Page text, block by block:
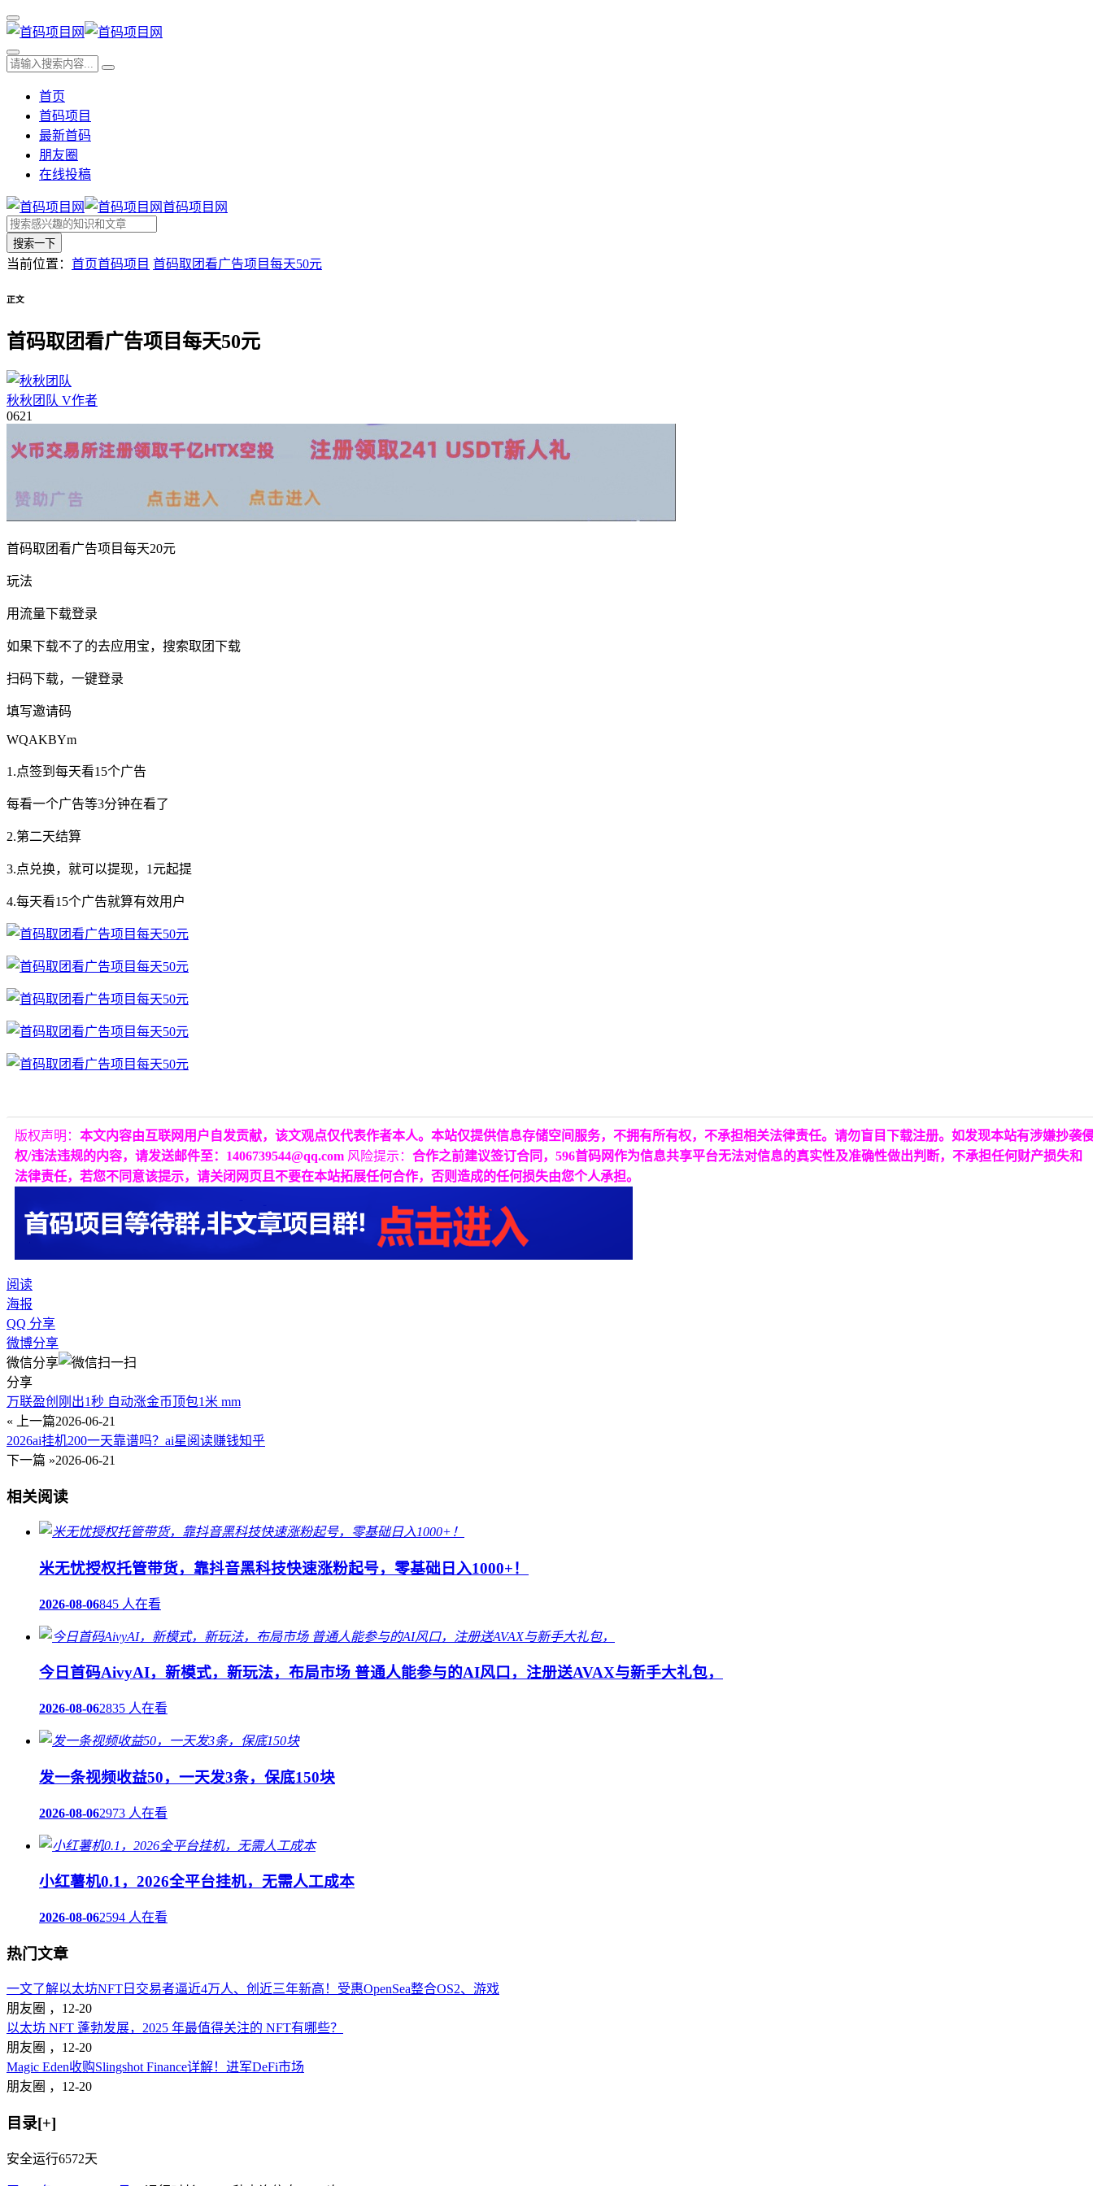
首页
首码项目
最新首码
朋友圈
在线投稿
首码项目网
搜索一下
当前位置： 首页首码项目 首码取团看广告项目每天50元
正文
首码取团看广告项目每天50元
秋秋团队 V作者
0621
首码取团看广告项目每天20元
玩法
用流量下载登录
如果下载不了的去应用宝，搜索取团下载
扫码下载，一键登录
填写邀请码
WQAKBYm
1.点签到每天看15个广告
每看一个广告等3分钟在看了
2.第二天结算
3.点兑换，就可以提现，1元起提
4.每天看15个广告就算有效用户
版权声明： 本文内容由互联网用户自发贡献，该文观点仅代表作者本人。本站仅提供信息存储空间服务，不拥有所有权，不承担相关法律责任。请勿盲目下载注册。如发现本站有涉嫌抄袭
权/违法违规的内容，请发送邮件至：1406739544@qq.com 风险提示： 合作之前建议签订合同，596首码网作为信息共享平台无法对信息的真实性及准确性做出判断，不承担任何财产损失和
法律责任，若您不同意该提示，请关闭网页且不要在本站拓展任何合作，否则造成的任何损失由您个人承担。
阅读
海报
QQ 分享
微博分享
微信分享
分享
万联盈创刚出1秒 自动涨金币顶包1米 mm
« 上一篇2026-06-21
2026ai挂机200一天靠谱吗？ai星阅读赚钱知乎
下一篇 »2026-06-21
相关阅读
米无忧授权托管带货，靠抖音黑科技快速涨粉起号，零基础日入1000+！
2026-08-06845 人在看
今日首码AivyAI，新模式，新玩法，布局市场 普通人能参与的AI风口，注册送AVAX与新手大礼包，
2026-08-062835 人在看
发一条视频收益50，一天发3条，保底150块
2026-08-062973 人在看
小红薯机0.1，2026全平台挂机，无需人工成本
2026-08-062594 人在看
热门文章
一文了解以太坊NFT日交易者逼近4万人、创近三年新高！受惠OpenSea整合OS2、游戏
朋友圈 ， 12-20
以太坊 NFT 蓬勃发展，2025 年最值得关注的 NFT有哪些？
朋友圈 ， 12-20
Magic Eden收购Slingshot Finance详解！进军DeFi市场
朋友圈 ， 12-20
目录[+]
安全运行6572天